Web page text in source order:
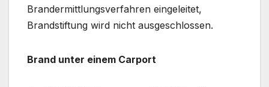
Brandermittlungsverfahren eingeleitet,
Brandstiftung wird nicht ausgeschlossen.
Brand unter einem Carport